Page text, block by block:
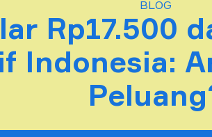
BLOG
Rp17.500
Indonesia: